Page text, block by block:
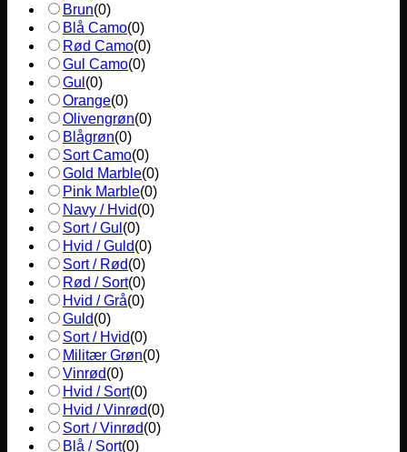
Brun(0)
Blå Camo(0)
Rød Camo(0)
Gul Camo(0)
Gul (0)
Orange(0)
Olivengrøn(0)
Blågrøn(0)
Sort Camo(0)
Gold Marble(0)
Pink Marble(0)
Navy / Hvid(0)
Sort / Gul (0)
Hvid / Guld(0)
Sort / Rød(0)
Rød / Sort(0)
Hvid / Grå(0)
Guld(0)
Sort / Hvid(0)
Militær Grøn(0)
Vinrød(0)
Hvid / Sort(0)
Hvid / Vinrød(0)
Sort / Vinrød(0)
Blå / Sort(0)